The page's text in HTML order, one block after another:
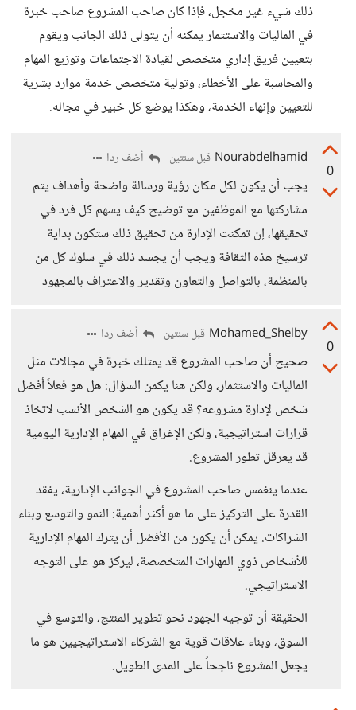
ذلك شيء غير مخجل، فإذا كان صاحب المشروع صاحب خبرة
في الماليات والاستثمار يمكنه أن يتولى ذلك الجانب ويقوم
بتعيين فريق إداري متخصص لقيادة الاجتماعات وتوزيع المهام
والمحاسبة على الأخطاء، وتولية متخصص خدمة موارد بشرية
للتعيين وإنهاء الخدمة، وهكذا يوضع كل خبير في مجاله.
0
Nourabdelhamid قبل سنتين أضف ردا
يجب أن يكون لكل مكان رؤية ورسالة واضحة وأهداف يتم
مشاركتها مع الموظفين مع توضيح كيف يسهم كل فرد في
تحقيقها، إن تمكنت الإدارة من تحقيق ذلك ستكون بداية
ترسيخ هذه الثقافة ويجب أن يجسد ذلك في سلوك كل من
بالمنظمة، بالتواصل والتعاون وتقدير والاعتراف بالمجهود
0
Mohamed_Shelby قبل سنتين أضف ردا
صحيح أن صاحب المشروع قد يمتلك خبرة في مجالات مثل
الماليات والاستثمار، ولكن هنا يكمن السؤال: هل هو فعلاً أفضل
شخص لإدارة مشروعه؟ قد يكون هو الشخص الأنسب لاتخاذ
قرارات استراتيجية، ولكن الإغراق في المهام الإدارية اليومية
قد يعرقل تطور المشروع.
عندما ينغمس صاحب المشروع في الجوانب الإدارية، يفقد
القدرة على التركيز على ما هو أكثر أهمية: النمو والتوسع وبناء
الشراكات. يمكن أن يكون من الأفضل أن يترك المهام الإدارية
للأشخاص ذوي المهارات المتخصصة، ليركز هو على التوجه
الاستراتيجي.
الحقيقة أن توجيه الجهود نحو تطوير المنتج، والتوسع في
السوق، وبناء علاقات قوية مع الشركاء الاستراتيجيين هو ما
يجعل المشروع ناجحاً على المدى الطويل.